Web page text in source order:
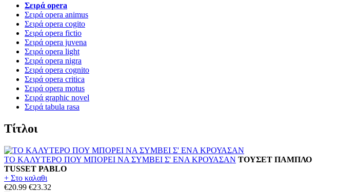
Σειρά opera
Σειρά opera animus
Σειρά opera cogito
Σειρά opera fictio
Σειρά opera juvena
Σειρά opera light
Σειρά opera nigra
Σειρά opera cognito
Σειρά opera critica
Σειρά opera motus
Σειρά graphic novel
Σειρά tabula rasa
Τίτλοι
ΤΟ ΚΑΛΥΤΕΡΟ ΠΟΥ ΜΠΟΡΕΙ ΝΑ ΣΥΜΒΕΙ Σ' ΕΝΑ ΚΡΟΥΑΣΑΝ ΤΟΥΣΕΤ ΠΑΜΠΛΟ
TUSSET PABLO
+ Στο καλαθι
€20.99 €23.32